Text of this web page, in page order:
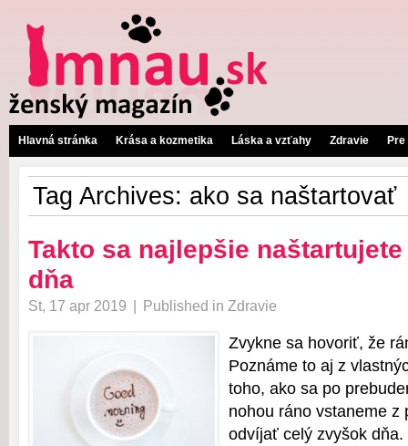
Hlavná stránka Krása a kozmetika Láska a vzťahy Zdravie
Tag Archives: ako sa naštartovať
Takto sa najlepšie
dňa
St, 17 apr 2019 | Published in Zdravie
Zvykne sa hovoriť, že
Poznáme to aj z
toho, ako sa po
nohou ráno vstaneme z
odvíjať celý zvyšok